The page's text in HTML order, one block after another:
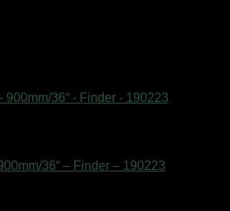
36“ – Finder – 190223